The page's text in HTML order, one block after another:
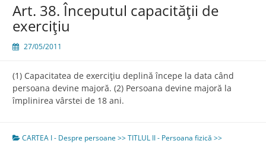
Art. 38. Începutul capacităţii de
exerciţiu
27/05/2011
(1) Capacitatea de exerciţiu deplină începe la data când
persoana devine majoră. (2) Persoana devine majoră la
împlinirea vârstei de 18 ani.
CARTEA I - Despre persoane >> TITLUL II - Persoana fizică >>